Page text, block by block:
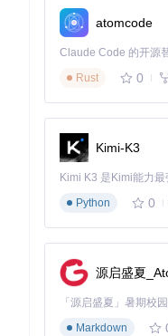
TIMModifier
FileHexEditor：
这种设计就像一套
调试工具中定位到的
智能匹配算法的实现
工具内置了Boyer-
病人（软件版本）的
匹配过程包含三个阶
基于特征字符串
上下文验证确保定
版本适配处理不
这种智能匹配机制使
atomcode
Rust
0
Kimi-K3
Python
0
源启盛夏
Markdown